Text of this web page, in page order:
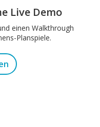
Live Demo
einen Walkthrough
Planspiele.